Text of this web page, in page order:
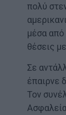
πολύ
μέσα από
θέσεις
Σε
έπαιρνε
Τον